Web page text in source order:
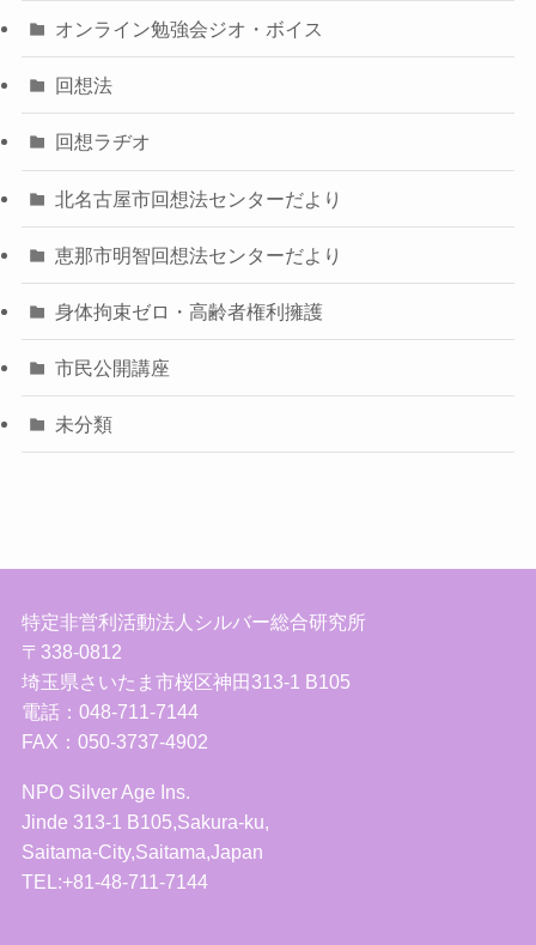
オンライン勉強会ジオ・ボイス
回想法
回想ラヂオ
北名古屋市回想法センターだより
恵那市明智回想法センターだより
身体拘束ゼロ・高齢者権利擁護
市民公開講座
未分類
特定非営利活動法人シルバー総合研究所
〒338-0812
埼玉県さいたま市桜区神田313-1 B105
電話：048-711-7144
FAX：050-3737-4902
NPO Silver Age Ins.
Jinde 313-1 B105,Sakura-ku,
Saitama-City,Saitama,Japan
TEL:+81-48-711-7144